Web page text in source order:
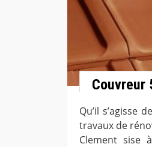
Couvreur
Qu’il s’agisse
travaux de
Clement sise